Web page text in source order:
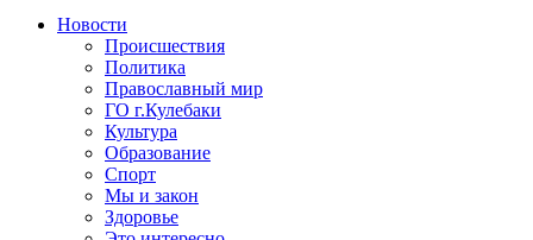
Новости
Происшествия
Политика
Православный мир
ГО г.Кулебаки
Культура
Образование
Спорт
Мы и закон
Здоровье